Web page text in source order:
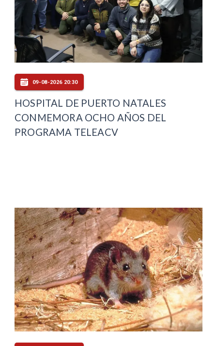
09-08-2026 20:30
HOSPITAL DE PUERTO NATALES
CONMEMORA OCHO AÑOS DEL
PROGRAMA TELEACV